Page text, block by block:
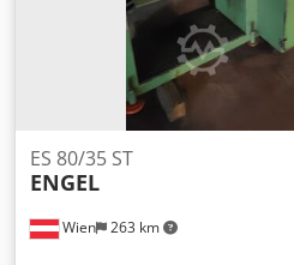
Wien 263 km
ES 80/35 ST
ENGEL